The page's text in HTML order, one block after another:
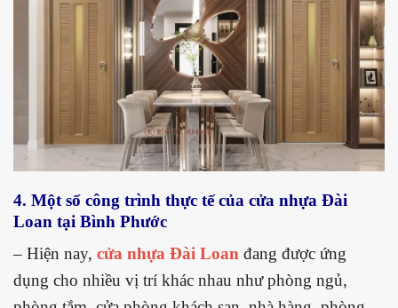
4. Một số công trình thực tế của cửa nhựa Đài
Loan tại Bình Phước
– Hiện nay, cửa nhựa Đài Loan đang được ứng
dụng cho nhiều vị trí khác nhau như phòng ngủ,